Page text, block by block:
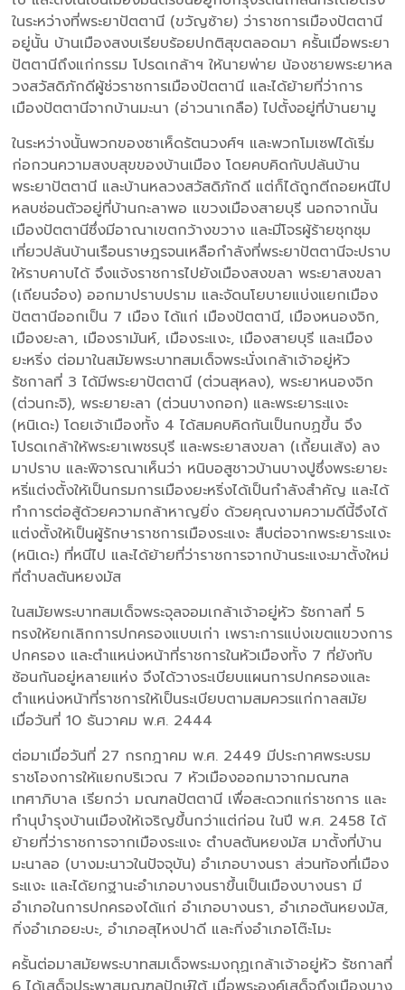
ในระหว่างที่พระยาปัตตานี (ขวัญซ้าย) ว่าราชการเมืองปัตตานี
อยู่นั้น บ้านเมืองสงบเรียบร้อยปกติสุขตลอดมา ครั้นเมื่อพระยา
ปัตตานีถึงแก่กรรม โปรดเกล้าฯ ให้นายพ่าย น้องชายพระยาหล
วงสวัสดิภักดีผู้ช่วราชการเมืองปัตตานี และได้ย้ายที่ว่าการ
เมืองปัตตานีจากบ้านมะนา (อ่าวนาเกลือ) ไปตั้งอยู่ที่บ้านยามู
ในระหว่างนั้นพวกของซาเห็ดรัตนวงศ์ฯ และพวกโมเซฟได้เริ่ม
ก่อกวนความสงบสุขของบ้านเมือง โดยคบคิดกับปล้นบ้าน
พระยาปัตตานี และบ้านหลวงสวัสดิภักดี แต่ก็ได้ถูกตีถอยหนีไป
หลบซ่อนตัวอยู่ที่บ้านกะลาพอ แขวงเมืองสายบุรี นอกจากนั้น
เมืองปัตตานีซึ่งมีอาณาเขตกว้างขวาง และมีโจรผู้ร้ายชุกชุม
เที่ยวปล้นบ้านเรือนราษฎรจนเหลือกำลังที่พระยาปัตตานีจะปราบ
ให้ราบคาบได้ จึงแจ้งราชการไปยังเมืองสงขลา พระยาสงขลา
(เถียนจ๋อง) ออกมาปราบปราม และจัดนโยบายแบ่งแยกเมือง
ปัตตานีออกเป็น 7 เมือง ได้แก่ เมืองปัตตานี, เมืองหนองจิก,
เมืองยะลา, เมืองรามันห์, เมืองระแงะ, เมืองสายบุรี และเมือง
ยะหริ่ง ต่อมาในสมัยพระบาทสมเด็จพระนั่งเกล้าเจ้าอยู่หัว
รัชกาลที่ 3 ได้มีพระยาปัตตานี (ต่วนสุหลง), พระยาหนองจิก
(ต่วนกะจิ), พระยายะลา (ต่วนบางกอก) และพระยาระแงะ
(หนิเดะ) โดยเจ้าเมืองทั้ง 4 ได้สมคบคิดกันเป็นกบฏขึ้น จึง
โปรดเกล้าให้พระยาเพชรบุรี และพระยาสงขลา (เถี้ยนเส้ง) ลง
มาปราบ และพิจารณาเห็นว่า หนิบอสูชาวบ้านบางปูซึ่งพระยายะ
หริ่แต่งตั้งให้เป็นกรมการเมืองยะหริ่งได้เป็นกำลังสำคัญ และได้
ทำการต่อสู้ด้วยความกล้าหาญยิ่ง ด้วยคุณงามความดีนี้จึงได้
แต่งตั้งให้เป็นผู้รักษาราชการเมืองระแงะ สืบต่อจากพระยาระแงะ
(หนิเดะ) ที่หนีไป และได้ย้ายที่ว่าราชการจากบ้านระแงะมาตั้งใหม่
ที่ตำบลตันหยงมัส
ในสมัยพระบาทสมเด็จพระจุลจอมเกล้าเจ้าอยู่หัว รัชกาลที่ 5
ทรงให้ยกเลิกการปกครองแบบเก่า เพราะการแบ่งเขตแขวงการ
ปกครอง และตำแหน่งหน้าที่ราชการในหัวเมืองทั้ง 7 ที่ยังทับ
ซ้อนกันอยู่หลายแห่ง จึงได้วางระเบียบแผนการปกครองและ
ตำแหน่งหน้าที่ราชการให้เป็นระเบียบตามสมควรแก่กาลสมัย
เมื่อวันที่ 10 ธันวาคม พ.ศ. 2444
ต่อมาเมื่อวันที่ 27 กรกฎาคม พ.ศ. 2449 มีประกาศพระบรม
ราชโองการให้แยกบริเวณ 7 หัวเมืองออกมาจากมณฑล
เทศาภิบาล เรียกว่า มณฑลปัตตานี เพื่อสะดวกแก่ราชการ และ
ทำนุบำรุงบ้านเมืองให้เจริญขึ้นกว่าแต่ก่อน ในปี พ.ศ. 2458 ได้
ย้ายที่ว่าราชการจากเมืองระแงะ ตำบลตันหยงมัส มาตั้งที่บ้าน
มะนาลอ (บางมะนาวในปัจจุบัน) อำเภอบางนรา ส่วนท้องที่เมือง
ระแงะ และได้ยกฐานะอำเภอบางนราขึ้นเป็นเมืองบางนรา มี
อำเภอในการปกครองได้แก่ อำเภอบางนรา, อำเภอตันหยงมัส,
กิ่งอำเภอยะบะ, อำเภอสุไหงปาดี และกิ่งอำเภอโต๊ะโมะ
ครั้นต่อมาสมัยพระบาทสมเด็จพระมงกุฏเกล้าเจ้าอยู่หัว รัชกาลที่